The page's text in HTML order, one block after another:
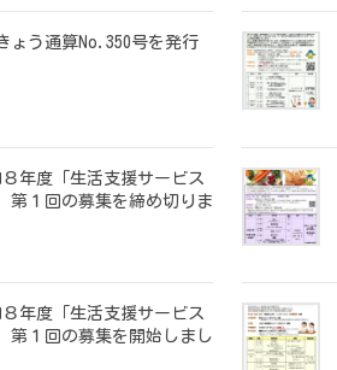
ょう通算No.350号を発行
年度「生活支援サービス
第１回の募集を締め切りま
年度「生活支援サービス
第１回の募集を開始しまし